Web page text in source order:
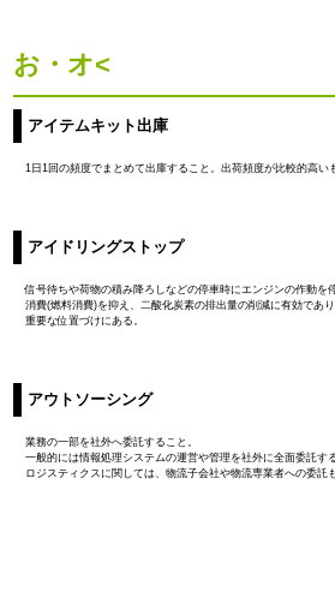
お・オ<
アイテムキット出庫
1日1回の頻度でまとめて出庫すること。出荷頻度が比較的高い
アイドリングストップ
信号待ちや荷物の積み降ろしなどの停車時にエンジンの作動を
消費(燃料消費)を抑え、二酸化炭素の排出量の削減に有効であ
重要な位置づけにある。
アウトソーシング
業務の一部を社外へ委託すること。
一般的には情報処理システムの運営や管理を社外に全面委託す
ロジスティクスに関しては、物流子会社や物流専業者への委託